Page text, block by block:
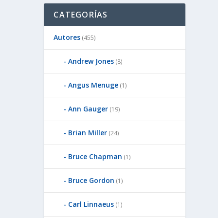
CATEGORÍAS
Autores (455)
Andrew Jones (8)
Angus Menuge (1)
Ann Gauger (19)
Brian Miller (24)
Bruce Chapman (1)
Bruce Gordon (1)
Carl Linnaeus (1)